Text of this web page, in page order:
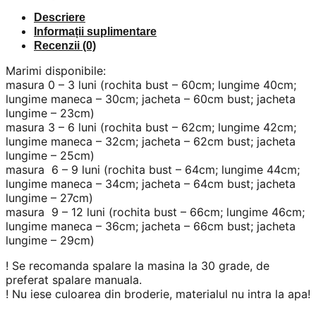
Descriere
Informații suplimentare
Recenzii (0)
Marimi disponibile:
masura 0 – 3 luni (rochita bust – 60cm; lungime 40cm;
lungime maneca – 30cm; jacheta – 60cm bust; jacheta
lungime – 23cm)
masura 3 – 6 luni (rochita bust – 62cm; lungime 42cm;
lungime maneca – 32cm; jacheta – 62cm bust; jacheta
lungime – 25cm)
masura 6 – 9 luni (rochita bust – 64cm; lungime 44cm;
lungime maneca – 34cm; jacheta – 64cm bust; jacheta
lungime – 27cm)
masura 9 – 12 luni (rochita bust – 66cm; lungime 46cm;
lungime maneca – 36cm; jacheta – 66cm bust; jacheta
lungime – 29cm)
! Se recomanda spalare la masina la 30 grade, de
preferat spalare manuala.
! Nu iese culoarea din broderie, materialul nu intra la apa!